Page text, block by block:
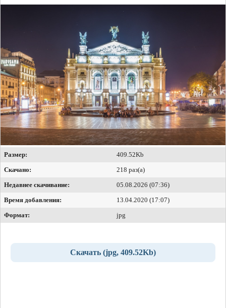
Размер:
409.52Kb
Скачано:
218 раз(а)
Недавнее скачивание:
05.08.2026 (07:36)
Время добавления:
13.04.2020 (17:07)
Формат:
jpg
Скачать (jpg, 409.52Kb)